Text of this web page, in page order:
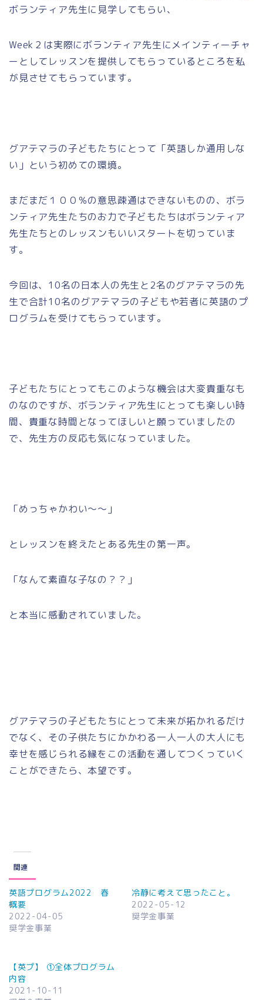
ボランティア先生に見学してもらい、
Week２は実際にボランティア先生にメインティーチャ
ーとしてレッスンを提供してもらっているところを私
が見させてもらっています。
グアテマラの子どもたちにとって「英語しか通用しな
い」という初めての環境。
まだまだ１００％の意思疎通はできないものの、ボラ
ンティア先生たちのお力で子どもたちはボランティア
先生たちとのレッスンもいいスタートを切っていま
す。
今回は、10名の日本人の先生と2名のグアテマラの先
生で合計10名のグアテマラの子どもや若者に英語のプ
ログラムを受けてもらっています。
子どもたちにとってもこのような機会は大変貴重なも
のなのですが、ボランティア先生にとっても楽しい時
間、貴重な時間となってほしいと願っていましたの
で、先生方の反応も気になっていました。
「めっちゃかわい～～」
とレッスンを終えたとある先生の第一声。
「なんて素直な子なの？？」
と本当に感動されていました。
グアテマラの子どもたちにとって未来が拓かれるだけ
でなく、その子供たちにかかわる一人一人の大人にも
幸せを感じられる縁をこの活動を通してつくっていく
ことができたら、本望です。
関連
英語プログラム2022 春
概要
2022-04-05
奨学金事業
冷静に考えて思ったこと。
2022-05-12
奨学金事業
【英プ】 ①全体プログラム
内容
2021-10-11